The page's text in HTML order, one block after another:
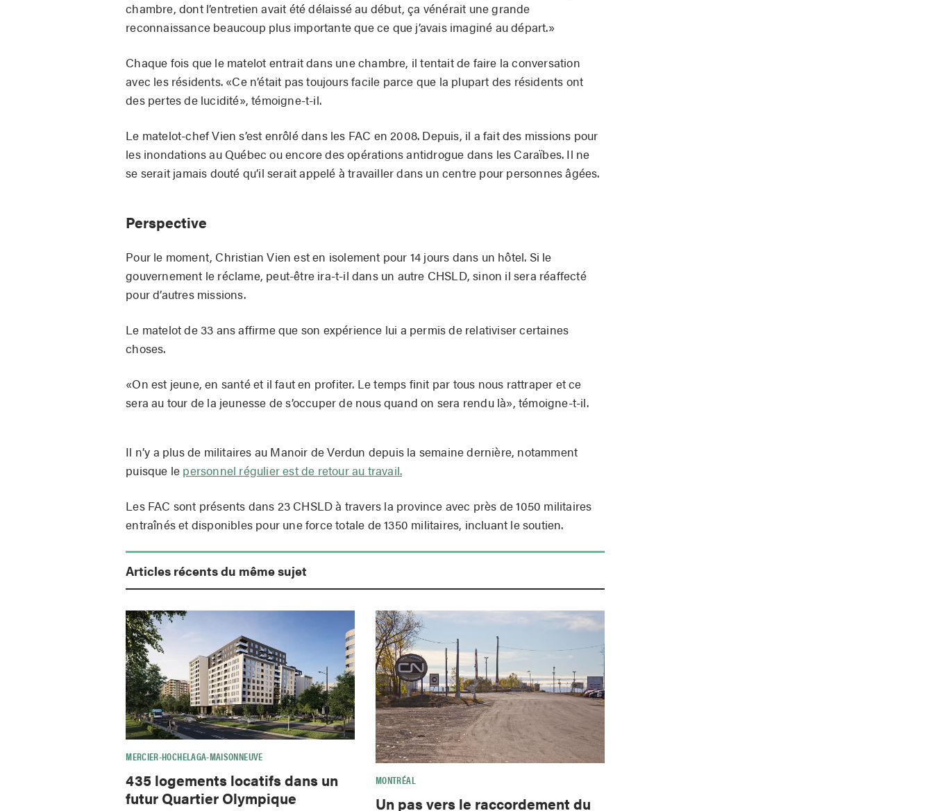
chambre, dont l’entretien avait été délaissé au début, ça vénérait une grande
reconnaissance beaucoup plus importante que ce que j’avais imaginé au départ.»
Chaque fois que le matelot entrait dans une chambre, il tentait de faire la conversation
avec les résidents. «Ce n’était pas toujours facile parce que la plupart des résidents ont
des pertes de lucidité», témoigne-t-il.
Le matelot-chef Vien s’est enrôlé dans les FAC en 2008. Depuis, il a fait des missions pour
les inondations au Québec ou encore des opérations antidrogue dans les Caraïbes. Il ne
se serait jamais douté qu’il serait appelé à travailler dans un centre pour personnes âgées.
Perspective
Pour le moment, Christian Vien est en isolement pour 14 jours dans un hôtel. Si le
gouvernement le réclame, peut-être ira-t-il dans un autre CHSLD, sinon il sera réaffecté
pour d’autres missions.
Le matelot de 33 ans affirme que son expérience lui a permis de relativiser certaines
choses.
«On est jeune, en santé et il faut en profiter. Le temps finit par tous nous rattraper et ce
sera au tour de la jeunesse de s’occuper de nous quand on sera rendu là», témoigne-t-il.
Il n’y a plus de militaires au Manoir de Verdun depuis la semaine dernière, notamment
puisque le personnel régulier est de retour au travail.
Les FAC sont présents dans 23 CHSLD à travers la province avec près de 1050 militaires
entraînés et disponibles pour une force totale de 1350 militaires, incluant le soutien.
Articles récents du même sujet
MERCIER-HOCHELAGA-MAISONNEUVE
435 logements locatifs dans un
futur Quartier Olympique
MONTRÉAL
Un pas vers le raccordement du